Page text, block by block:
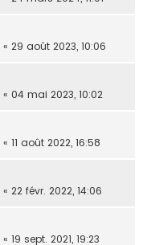
« 29 août 2023, 10:06
« 04 mai 2023, 10:02
« 11 août 2022, 16:58
« 22 févr. 2022, 14:06
« 19 sept. 2021, 19:23